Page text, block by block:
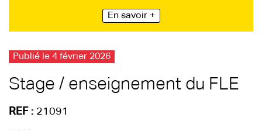
En savoir +
Publié le 4 février 2026
Stage / enseignement du FLE
REF : 21091